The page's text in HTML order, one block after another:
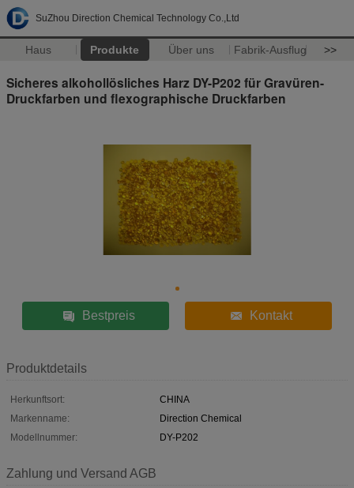
SuZhou Direction Chemical Technology Co.,Ltd
Haus Produkte Über uns Fabrik-Ausflug >>
Sicheres alkohollösliches Harz DY-P202 für Gravüren-
Druckfarben und flexographische Druckfarben
Bestpreis Kontakt
Produktdetails
Herkunftsort:
CHINA
Markenname:
Direction Chemical
Modellnummer:
DY-P202
Zahlung und Versand AGB